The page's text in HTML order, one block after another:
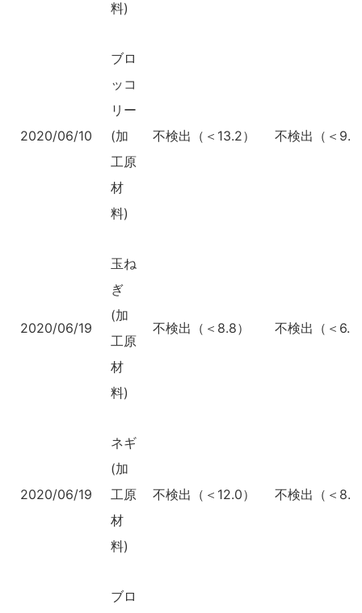
料)
2020/06/10
ブロ
ッコ
リー
(加
工原
材
料)
不検出（＜13.2） 不検出（＜9.7
2020/06/19
玉ね
ぎ
(加
工原
材
料)
不検出（＜8.8） 不検出（＜6.2
2020/06/19
ネギ
(加
工原
材
料)
不検出（＜12.0） 不検出（＜8.6
ブロ